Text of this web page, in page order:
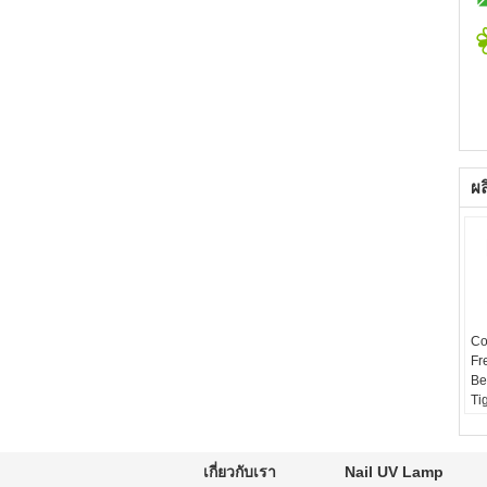
ผ
เกี่ยวกับเรา Nail UV Lamp